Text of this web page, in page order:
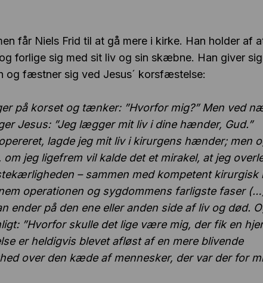
får Niels Frid til at gå mere i kirke. Han holder af
forlige sig med sit liv og sin skæbne. Han giver
og fæstner sig ved Jesus´ korsfæstelse:
på korset og tænker: ”Hvorfor mig?” Men ved
Jesus: ”Jeg lægger mit liv i dine hænder, Gud.”
lagde jeg mit liv i kirurgens hænder; men
om jeg ligefrem vil kalde det et mirakel, at jeg
– sammen med kompetent
operationen og sygdommens farligste faser
ender på den ene eller anden side af liv og død.
”Hvorfor skulle det lige være mig, der fik en
er heldigvis blevet afløst af en mere blivende
over den kæde af mennesker, der var der for